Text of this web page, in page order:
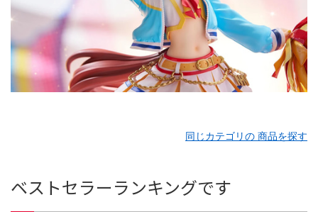
同じカテゴリの 商品を探す
ベストセラーランキングです